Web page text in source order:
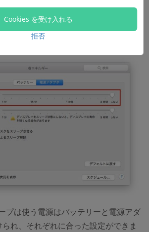
定します。
プは使う電源はバッテリーと電源アダ
れ、それぞれに合った設定ができま
Cookies を受け入れる
拒否